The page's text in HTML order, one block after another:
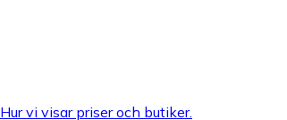
Hur vi visar priser och butiker.